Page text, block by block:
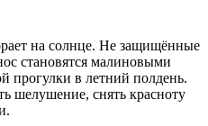
на солнце. Не защищённые
становятся малиновыми
прогулки в летний полдень.
шелушение, снять красноту